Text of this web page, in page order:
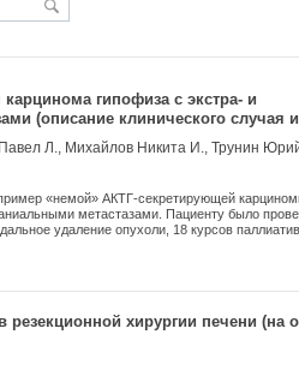
гипофиза с экстра- и
(описание клинического случая
«немой» АКТГ-секретирующей
метастазами. Пациенту было
удаление опухоли, 18 курсов
и 9 месяцев после обнаружения опухоли. На
хирургии печени (на